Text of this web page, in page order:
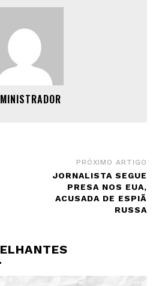
PRÓXIMO ARTIGO
JORNALISTA SEGUE
PRESA NOS EUA,
ACUSADA DE ESPIÃ
RUSSA